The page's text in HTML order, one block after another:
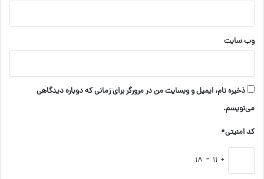
وب‌ سایت
ذخیره نام، ایمیل و وبسایت من در مرورگر برای زمانی که دوباره دیدگاهی
می‌نویسم.
کد امنیتی*
+ 11 = 18